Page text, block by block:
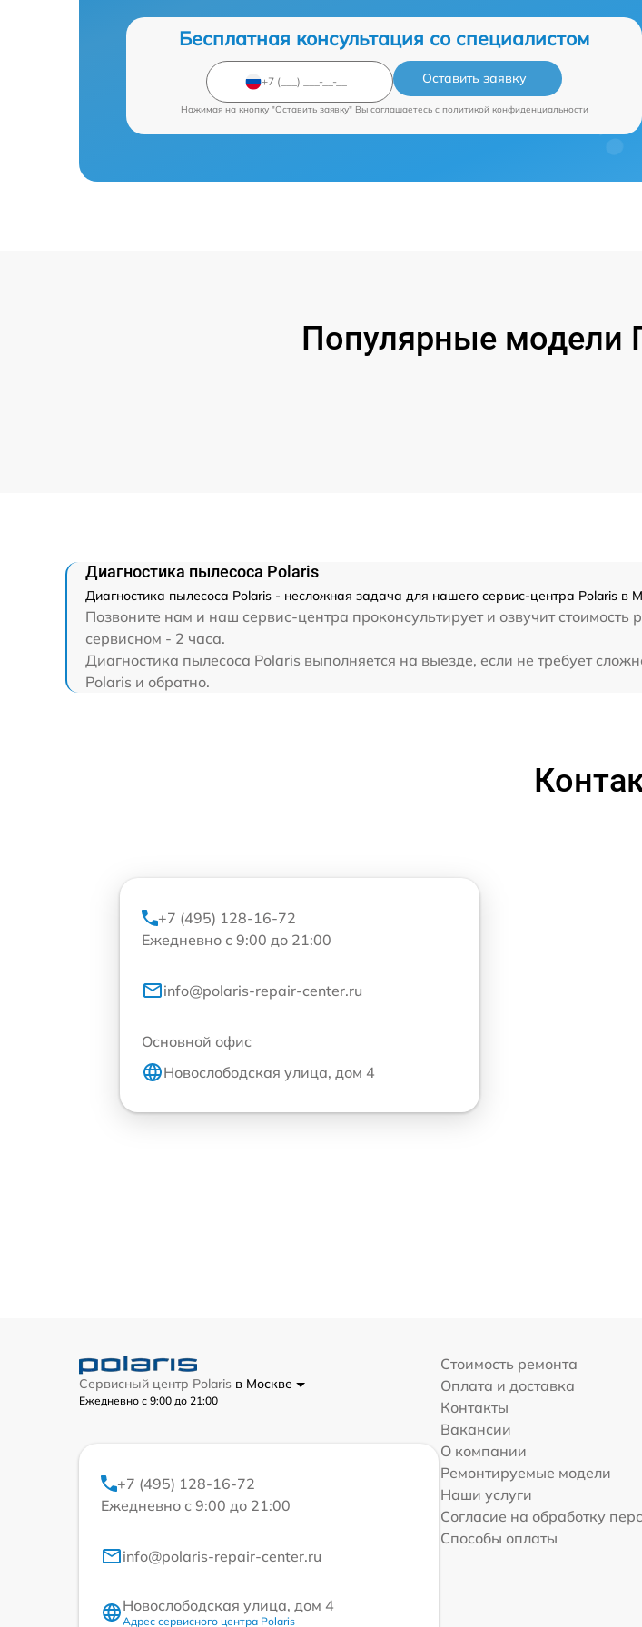
Бесплатная консультация со специалистом
Оставить заявку
Нажимая на кнопку "Оставить заявку" Вы соглашаетесь c политикой конфиденциальности
Популярные модели
Диагностика пылесоса Polaris
Диагностика пылесоса Polaris - несложная задача для нашего сервис-центра Polaris в
Позвоните нам и наш сервис-центра проконсультирует и озвучит
сервисном - 2 часа.
Диагностика пылесоса Polaris выполняется на выезде, если не требует
Polaris и обратно.
+7 (495) 128-16-72
Ежедневно с 9:00 до 21:00
info@polaris-repair-center.ru
Основной офис
Новослободская улица, дом 4
Сервисный центр Polaris в Москве
Ежедневно с 9:00 до 21:00
+7 (495) 128-16-72
Ежедневно с 9:00 до 21:00
info@polaris-repair-center.ru
Новослободская улица, дом 4
Адрес сервисного центра Polaris
Стоимость ремонта
Оплата и доставка
Контакты
Вакансии
О компании
Ремонтируемые модели
Наши услуги
Согласие на обработку
Способы оплаты